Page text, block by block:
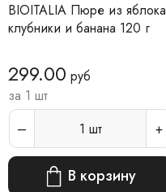
BIOITALIA Пюре из яблока
клубники и банана 120 г
299.00 руб
за 1 шт
1 шт
В корзину